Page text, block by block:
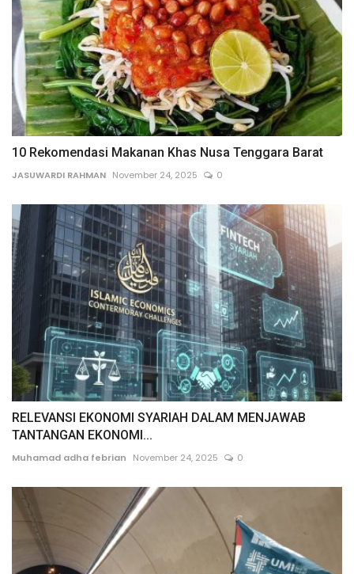
10 Rekomendasi Makanan Khas Nusa Tenggara Barat
JASUWARDI RAHMAN November 24, 2025 0
RELEVANSI EKONOMI SYARIAH DALAM MENJAWAB
TANTANGAN EKONOMI...
Muhamad adha febrian November 24, 2025 0